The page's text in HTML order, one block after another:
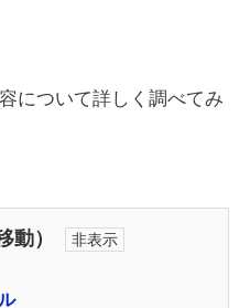
について詳しく調べてみ
動）